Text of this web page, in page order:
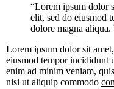
“Lorem ipsum dolor
elit, sed do eiusmod
dolore magna
Lorem ipsum dolor sit
eiusmod tempor incididunt
enim ad minim veniam,
nisi ut aliquip commodo